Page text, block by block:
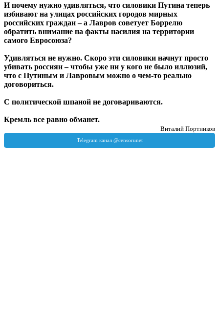
И почему нужно удивляться, что силовики Путина теперь
избивают на улицах российских городов мирных
российских граждан – а Лавров советует Боррелю
обратить внимание на факты насилия на территории
самого Евросоюза?
Удивляться не нужно. Скоро эти силовики начнут просто
убивать россиян – чтобы уже ни у кого не было иллюзий,
что с Путиным и Лавровым можно о чем-то реально
договориться.
С политической шпаной не договариваются.
Кремль все равно обманет.
Виталий Портников